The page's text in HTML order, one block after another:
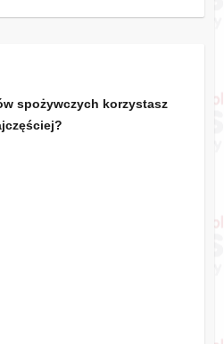
spożywczych korzystasz